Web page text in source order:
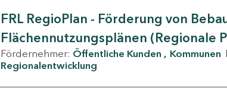
FRL RegioPlan - Förderung von
Flächennutzungsplänen (Regionale
Fördernehmer: Öffentliche Kunden Kommunen
Regionalentwicklung